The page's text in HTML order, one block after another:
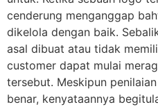
cenderung menganggap
dikelola dengan baik.
asal dibuat atau tidak
customer dapat mulai
tersebut. Meskipun
benar, kenyataannya